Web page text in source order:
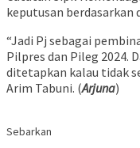
keputusan berdasarkan
“Jadi Pj sebagai
Pilpres dan Pileg 2024.
ditetapkan kalau tidak
Arim Tabuni. (Arjuna)
Sebarkan